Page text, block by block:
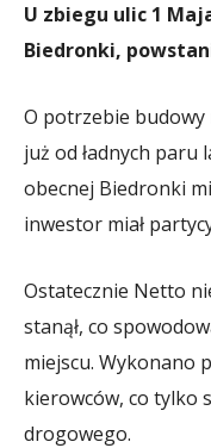
U zbiegu ulic 1
Biedronki,
O potrzebie budowy
już od ładnych paru
obecnej Biedronki
inwestor miał
Ostatecznie Netto
stanął, co
miejscu. Wykonano
kierowców, co tylko
drogowego.